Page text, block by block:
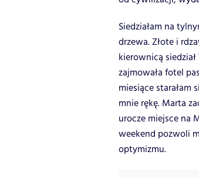
Siedziałam na
drzewa. Złote i
kierownicą
zajmowała fotel
miesiące starałam
mnie rękę. Marta
urocze miejsce na
weekend pozwoli
optymizmu.